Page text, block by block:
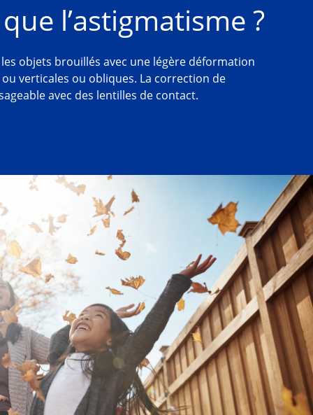
l’astigmatisme ?
objets brouillés avec une légère déformation
verticales ou obliques. La correction de
avec des lentilles de contact.